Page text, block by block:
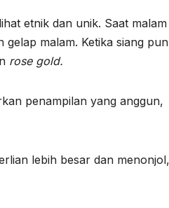
etnik dan unik. Saat
malam. Ketika siang pun
rose gold.
penampilan yang anggun,
lebih besar dan menonjol,